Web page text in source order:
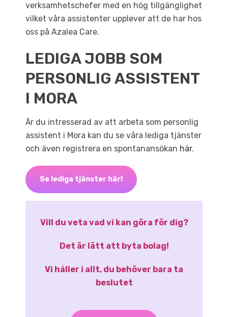
verksamhetschefer med en hög tillgänglighet
vilket våra assistenter upplever att de har hos
oss på Azalea Care.
LEDIGA JOBB SOM
PERSONLIG ASSISTENT
I MORA
Är du intresserad av att arbeta som personlig
assistent i Mora kan du se våra lediga tjänster
och även registrera en spontanansökan här.
Se lediga tjänster här!
Vill du veta vad vi kan göra för dig?
Det är lätt att byta bolag!
Vi håller i allt, du behöver bara ta
beslutet